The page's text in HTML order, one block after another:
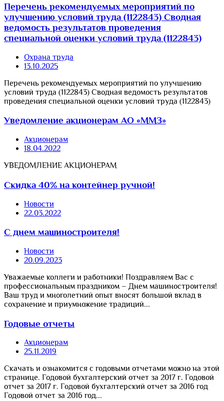
Перечень рекомендуемых мероприятий по
улучшению условий труда (1122843) Сводная
ведомость результатов проведения
специальной оценки условий труда (1122843)
Охрана труда
13.10.2025
Перечень рекомендуемых мероприятий по улучшению
условий труда (1122843) Сводная ведомость результатов
проведения специальной оценки условий труда (1122843)
Уведомление акционерам АО «ММЗ»
Акционерам
18.04.2022
УВЕДОМЛЕНИЕ АКЦИОНЕРАМ
Скидка 40% на контейнер ручной!
Новости
22.03.2022
С днем машиностроителя!
Новости
20.09.2023
Уважаемые коллеги и работники! Поздравляем Вас с
профессиональным праздником – Днем машиностроителя!
Ваш труд и многолетний опыт вносят большой вклад в
сохранение и приумножение традиций...
Годовые отчеты
Акционерам
25.11.2019
Скачать и ознакомится с годовыми отчетами можно на этой
странице. Годовой бухгалтерский отчет за 2017 г. Годовой
отчет за 2017 г. Годовой бухгалтерский отчет за 2016 год
Годовой отчет за 2016 год...